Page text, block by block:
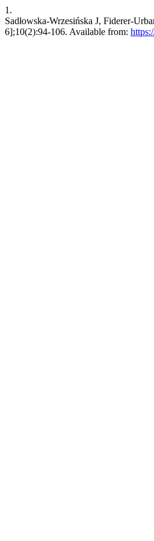
1.
Sadłowska-Wrzesińska J, Fiderer-
6];10(2):94-106. Available from: